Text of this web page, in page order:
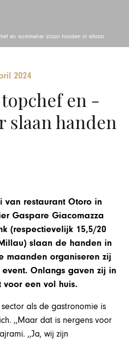
en -sommelier slaan handen in elkaar
2024
en -
slaan handen
van restaurant Otoro in
Gaspare Giacomazza
(respectievelijk 15,5/20
slaan de handen in
maanden organiseren zij
Onlangs gaven zij in
voor een vol huis.
als de gastronomie is
,,Maar dat is nergens voor
,,Ja, wij zijn